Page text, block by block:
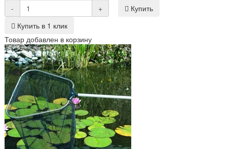
-
+
Купить
Купить в 1 клик
Товар добавлен в корзину